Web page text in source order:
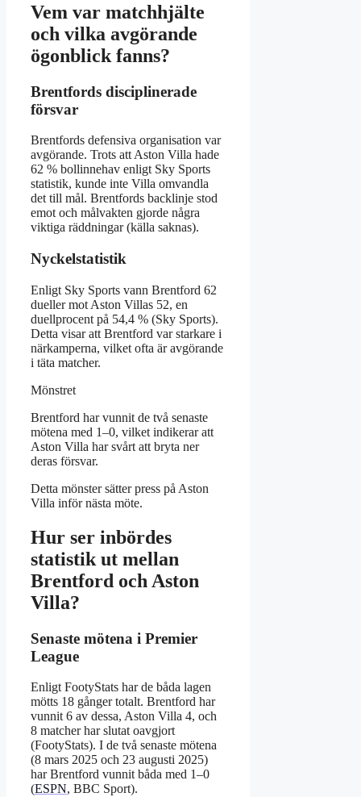
Vem var matchhjälte
och vilka avgörande
ögonblick fanns?
Brentfords disciplinerade
försvar
Brentfords defensiva organisation var
avgörande. Trots att Aston Villa hade
62 % bollinnehav enligt Sky Sports
statistik, kunde inte Villa omvandla
det till mål. Brentfords backlinje stod
emot och målvakten gjorde några
viktiga räddningar (källa saknas).
Nyckelstatistik
Enligt Sky Sports vann Brentford 62
dueller mot Aston Villas 52, en
duellprocent på 54,4 % (Sky Sports).
Detta visar att Brentford var starkare i
närkamperna, vilket ofta är avgörande
i täta matcher.
Mönstret
Brentford har vunnit de två senaste
mötena med 1–0, vilket indikerar att
Aston Villa har svårt att bryta ner
deras försvar.
Detta mönster sätter press på Aston
Villa inför nästa möte.
Hur ser inbördes
statistik ut mellan
Brentford och Aston
Villa?
Senaste mötena i Premier
League
Enligt FootyStats har de båda lagen
mötts 18 gånger totalt. Brentford har
vunnit 6 av dessa, Aston Villa 4, och
8 matcher har slutat oavgjort
(FootyStats). I de två senaste mötena
(8 mars 2025 och 23 augusti 2025)
har Brentford vunnit båda med 1–0
(ESPN, BBC Sport).